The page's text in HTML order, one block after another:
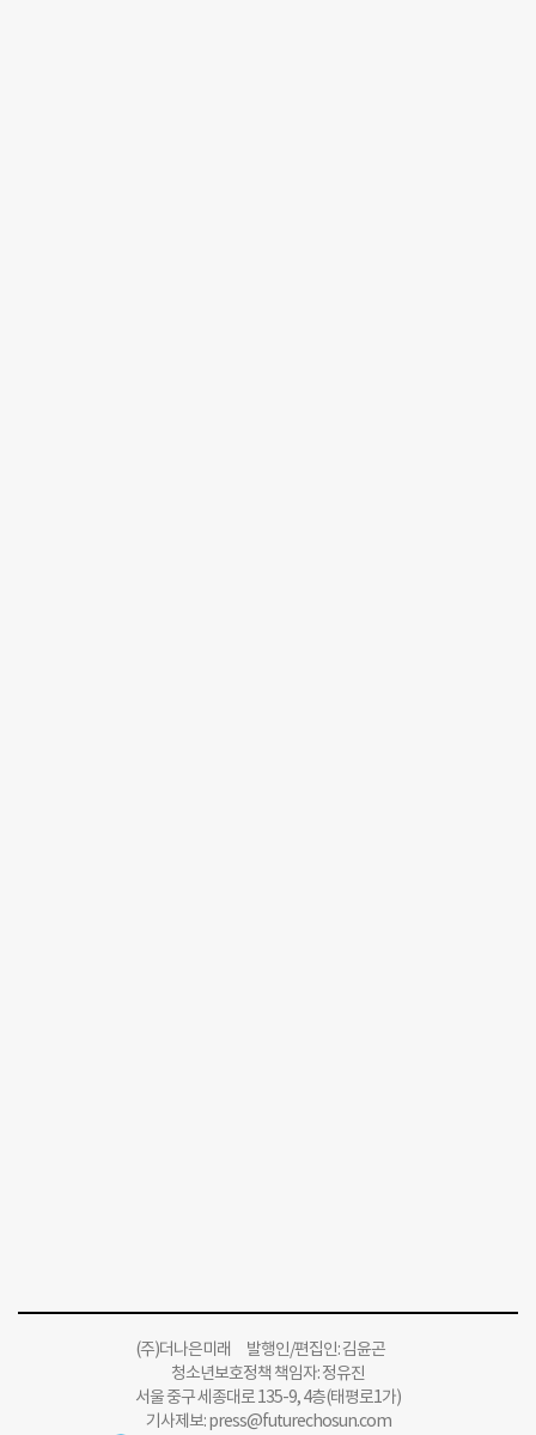
(주)더나은미래 발행인/편집인: 김윤곤
청소년보호정책 책임자: 정유진
서울 중구 세종대로 135-9, 4층(태평로1가)
기사제보:press@futurechosun.com